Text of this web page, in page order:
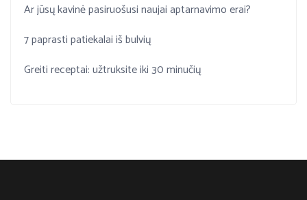
Ar jūsų kavinė pasiruošusi naujai aptarnavimo erai?
7 paprasti patiekalai iš bulvių
Greiti receptai: užtruksite iki 30 minučių